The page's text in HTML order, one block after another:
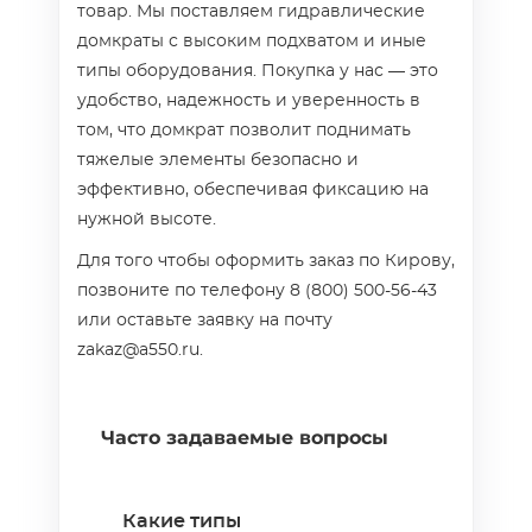
товар. Мы поставляем гидравлические
домкраты с высоким подхватом и иные
типы оборудования. Покупка у нас — это
удобство, надежность и уверенность в
том, что домкрат позволит поднимать
тяжелые элементы безопасно и
эффективно, обеспечивая фиксацию на
нужной высоте.
Для того чтобы оформить заказ по Кирову,
позвоните по телефону 8 (800) 500-56-43
или оставьте заявку на почту
zakaz@a550.ru.
Часто задаваемые вопросы
Какие типы